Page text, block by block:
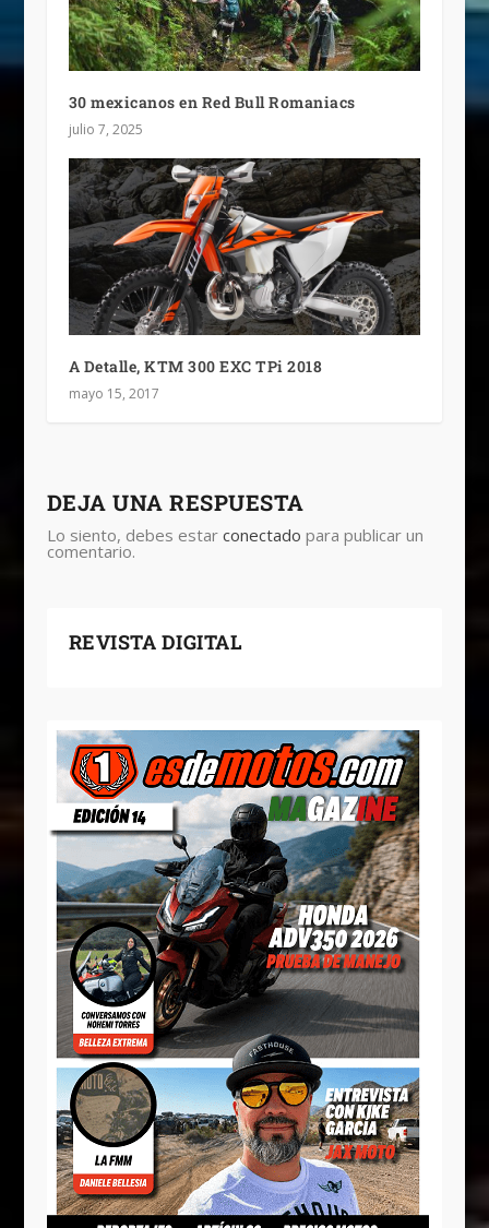
30 mexicanos en Red Bull Romaniacs
julio 7, 2025
A Detalle, KTM 300 EXC TPi 2018
mayo 15, 2017
DEJA UNA RESPUESTA
Lo siento, debes estar conectado para publicar un
comentario.
REVISTA DIGITAL